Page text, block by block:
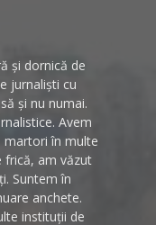
și dornică de
jurnaliști cu
și nu numai.
Avem
în multe
frică, am văzut
Suntem în
anchete.
instituții de